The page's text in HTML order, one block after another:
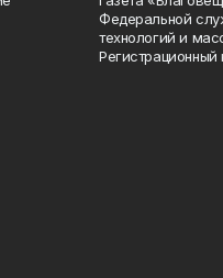
Федеральной
технологий и